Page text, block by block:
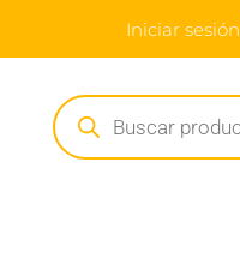
Iniciar sesión
Búsqueda
de
productos